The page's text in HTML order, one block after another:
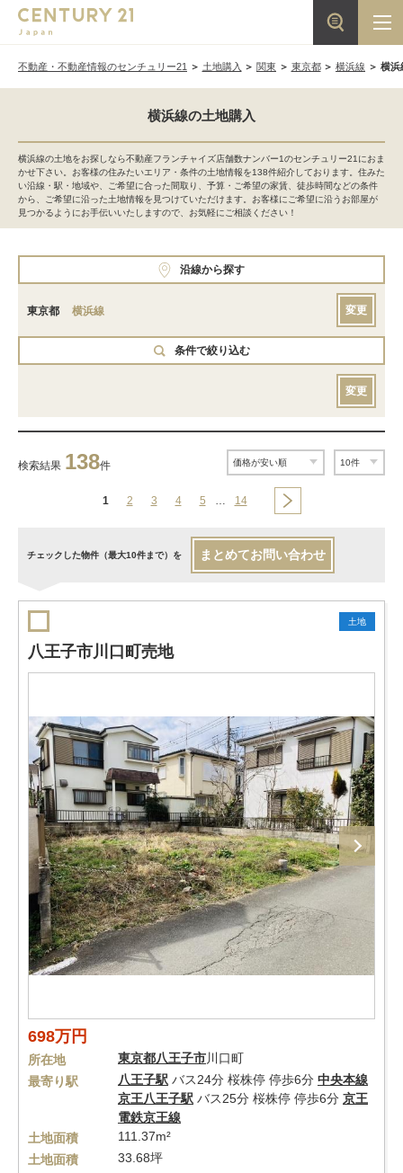
不動産・不動産情報のセンチュリー21 土地購入 関東 東京都 横浜線 横浜
横浜線の土地購入
横浜線の土地をお探しなら不動産フランチャイズ店舗数ナンバー1のセンチュリー21におま
かせ下さい。お客様の住みたいエリア・条件の土地情報を138件紹介しております。住みた
い沿線・駅・地域や、ご希望に合った間取り、予算・ご希望の家賃、徒歩時間などの条件
から、ご希望に沿った土地情報を見つけていただけます。お客様にご希望に沿うお部屋が
見つかるようにお手伝いいたしますので、お気軽にご相談ください！
沿線から探す
東京都 横浜線 変更
条件で絞り込む
変更
検索結果 138件
1 2 3 4 5 … 14
チェックした物件（最大10件まで）を まとめてお問い合わせ
土地
八王子市川口町売地
698万円
所在地 東京都八王子市川口町
最寄り駅
八王子駅 バス24分 桜株停 停歩6分 中央本線
京王八王子駅 バス25分 桜株停 停歩6分 京王
電鉄京王線
土地面積
111.37m²
土地面積
33.68坪